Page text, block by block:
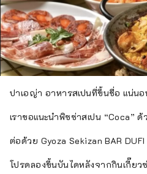
ปาเอญ่า อาหารสเปนที่ขึ้นชื่อ แน่น
เราขอแนะนำพิซซ่าสเปน “Coca” ด้
ต่อด้วย Gyoza Sekizan BAR
โปรดลองขึ้นบันไดหลังจากกินเกี๊ยว